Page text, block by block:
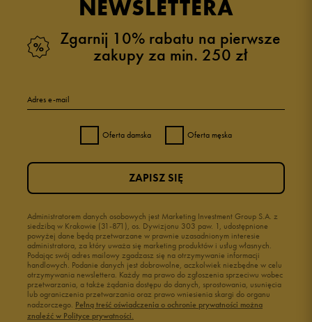
NEWSLETTERA
Zgarnij 10% rabatu na pierwsze
zakupy za min. 250 zł
Adres e-mail
Oferta damska Oferta męska
Administratorem danych osobowych jest Marketing Investment Group S.A. z
siedzibą w Krakowie (31-871), os. Dywizjonu 303 paw. 1, udostępnione
powyżej dane będą przetwarzane w prawnie uzasadnionym interesie
administratora, za który uważa się marketing produktów i usług własnych.
Podając swój adres mailowy zgadzasz się na otrzymywanie informacji
handlowych. Podanie danych jest dobrowolne, aczkolwiek niezbędne w celu
otrzymywania newslettera. Każdy ma prawo do zgłoszenia sprzeciwu wobec
przetwarzania, a także żądania dostępu do danych, sprostowania, usunięcia
lub ograniczenia przetwarzania oraz prawo wniesienia skargi do organu
nadzorczego. Pełną treść oświadczenia o ochronie prywatności można
znaleźć w Polityce prywatności.
ZAPISZ SIĘ